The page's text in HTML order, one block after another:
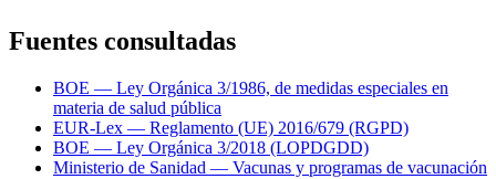
Fuentes consultadas
BOE — Ley Orgánica 3/1986, de medidas especiales en
materia de salud pública
EUR-Lex — Reglamento (UE) 2016/679 (RGPD)
BOE — Ley Orgánica 3/2018 (LOPDGDD)
Ministerio de Sanidad — Vacunas y programas de vacunación